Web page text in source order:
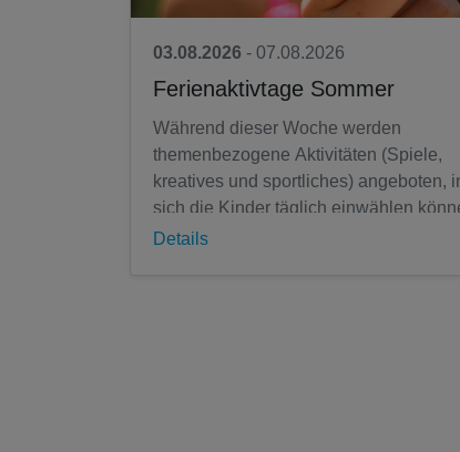
03.08.2026 - 07.08.2026
Ferienaktivtage Sommer
Während dieser Woche werden
themenbezogene Aktivitäten (Spiele,
kreatives und sportliches) angeboten,
sich die Kinder täglich einwählen
Es gibt ein warmes Mittagessen. Ein
Details